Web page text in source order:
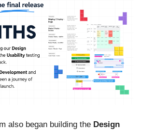
also began building the Design